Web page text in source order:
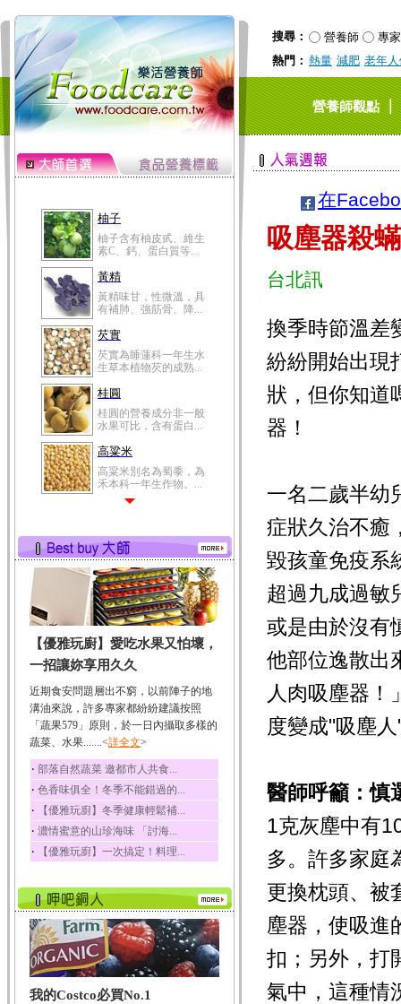
搜尋： 營養師
專家
熱門： 熱量 減肥 老年
營養師觀點｜
柚子
柚子含有柚皮甙、維生
素C、鈣、蛋白質等...
黃精
黃精味甘，性微溫，具
有補肺、強筋骨、降...
芡實
芡實為睡蓮科一年生水
生草本植物芡的成熟...
桂圓
桂圓的營養成分非一般
水果可比，含有蛋白...
高粱米
高粱米別名為蜀黍，為
禾本科一年生作物。...
有蛋白質、脂肪、磷...
鮪魚
鮪魚肚肉中的不飽和脂
肪酸內富含EPA和DH...
韭菜
韭菜所含的膳食纖維能
幫助消化與通便；揮...
冬瓜
冬瓜營養價值高，鈉含
量極低是水腫病人的...
豆豉
豆豉裡頭含有營養的蛋
白質、脂肪、鈣、磷...
榛果
榛果裡所含的營養素有
蛋白質、脂肪、醣類...
迷迭香
酸、迷迭香酸、植物...
咖啡
咖啡中的咖啡因會刺激
中樞神經系統，特別...
椰子
椰子含有糖類、脂肪、
【優雅玩廚】愛吃水果又怕壞，
一招讓妳享用久久
近期食安問題層出不窮，以前陣子的地
溝油來說，許多專家都紛紛建議按照
「蔬果579」原則，於一日內攝取多樣的
蔬菜、水果.......<詳全文>
‧ 部落自然蔬菜 邀都市人共食...
‧ 色香味俱全！冬季不能錯過的...
‧ 【優雅玩廚】冬季健康輕鬆補...
‧ 濃情蜜意的山珍海味 「討海...
‧ 【優雅玩廚】一次搞定！料理...
我的Costco必買No.1
在
吸塵器殺
台北訊
換季時節溫差
紛紛開始出現
狀，但你知道
器！
一名二歲半幼
症狀久治不癒
毀孩童免疫系
超過九成過敏
或是由於沒有
他部位逸散出
人肉吸塵器！
度變成"吸塵
醫師呼籲：慎
1克灰塵中有
多。許多家庭
更換枕頭、被
塵器，使吸進
扣；另外，打
氣中，這種情